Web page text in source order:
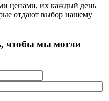
ценами, их каждый день
отдают выбор нашему
чтобы мы могли